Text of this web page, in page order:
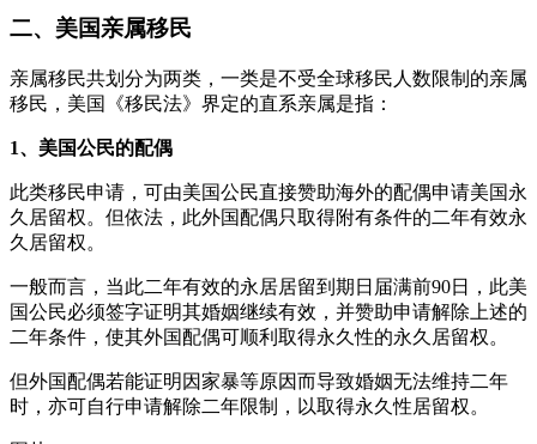
二、美国亲属移民
亲属移民共划分为两类，一类是不受全球移民人数限制的亲属
移民，美国《移民法》界定的直系亲属是指：
1、美国公民的配偶
此类移民申请，可由美国公民直接赞助海外的配偶申请美国永
久居留权。但依法，此外国配偶只取得附有条件的二年有效永
久居留权。
一般而言，当此二年有效的永居居留到期日届满前90日，此美
国公民必须签字证明其婚姻继续有效，并赞助申请解除上述的
二年条件，使其外国配偶可顺利取得永久性的永久居留权。
但外国配偶若能证明因家暴等原因而导致婚姻无法维持二年
时，亦可自行申请解除二年限制，以取得永久性居留权。